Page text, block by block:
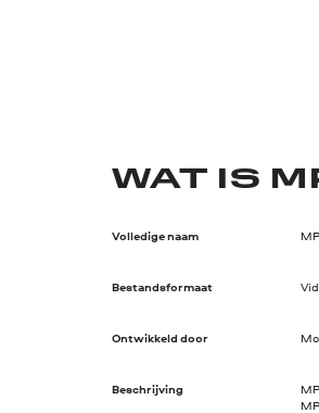
WAT IS
Volledige naam
Bestandsformaat
Ontwikkeld door
Beschrijving